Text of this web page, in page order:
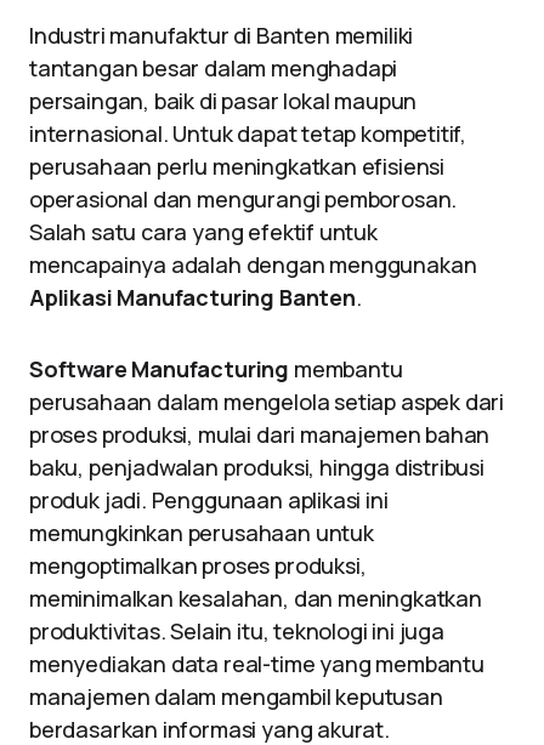
Industri manufaktur di Banten memiliki
tantangan besar dalam menghadapi
persaingan, baik di pasar lokal maupun
internasional. Untuk dapat tetap kompetitif,
perusahaan perlu meningkatkan efisiensi
operasional dan mengurangi pemborosan.
Salah satu cara yang efektif untuk
mencapainya adalah dengan menggunakan
Aplikasi Manufacturing Banten.
Software Manufacturing membantu
perusahaan dalam mengelola setiap aspek dari
proses produksi, mulai dari manajemen bahan
baku, penjadwalan produksi, hingga distribusi
produk jadi. Penggunaan aplikasi ini
memungkinkan perusahaan untuk
mengoptimalkan proses produksi,
meminimalkan kesalahan, dan meningkatkan
produktivitas. Selain itu, teknologi ini juga
menyediakan data real-time yang membantu
manajemen dalam mengambil keputusan
berdasarkan informasi yang akurat.